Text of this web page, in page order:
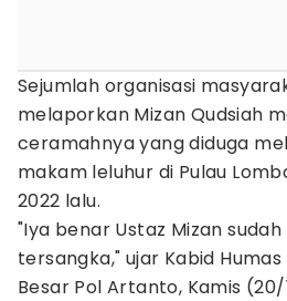
Sejumlah organisasi
melaporkan Mizan Qudsiah
ceramahnya yang diduga
makam leluhur di Pulau
2022 lalu.
"Iya benar Ustaz Mizan
tersangka," ujar Kabid Humas
Besar Pol Artanto, Kamis